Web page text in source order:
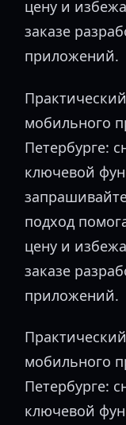
цену и
заказе
приложений.
мобильного
Петербурге:
ключевой
подход
цену и
заказе
приложений.
мобильного
Петербурге:
ключевой